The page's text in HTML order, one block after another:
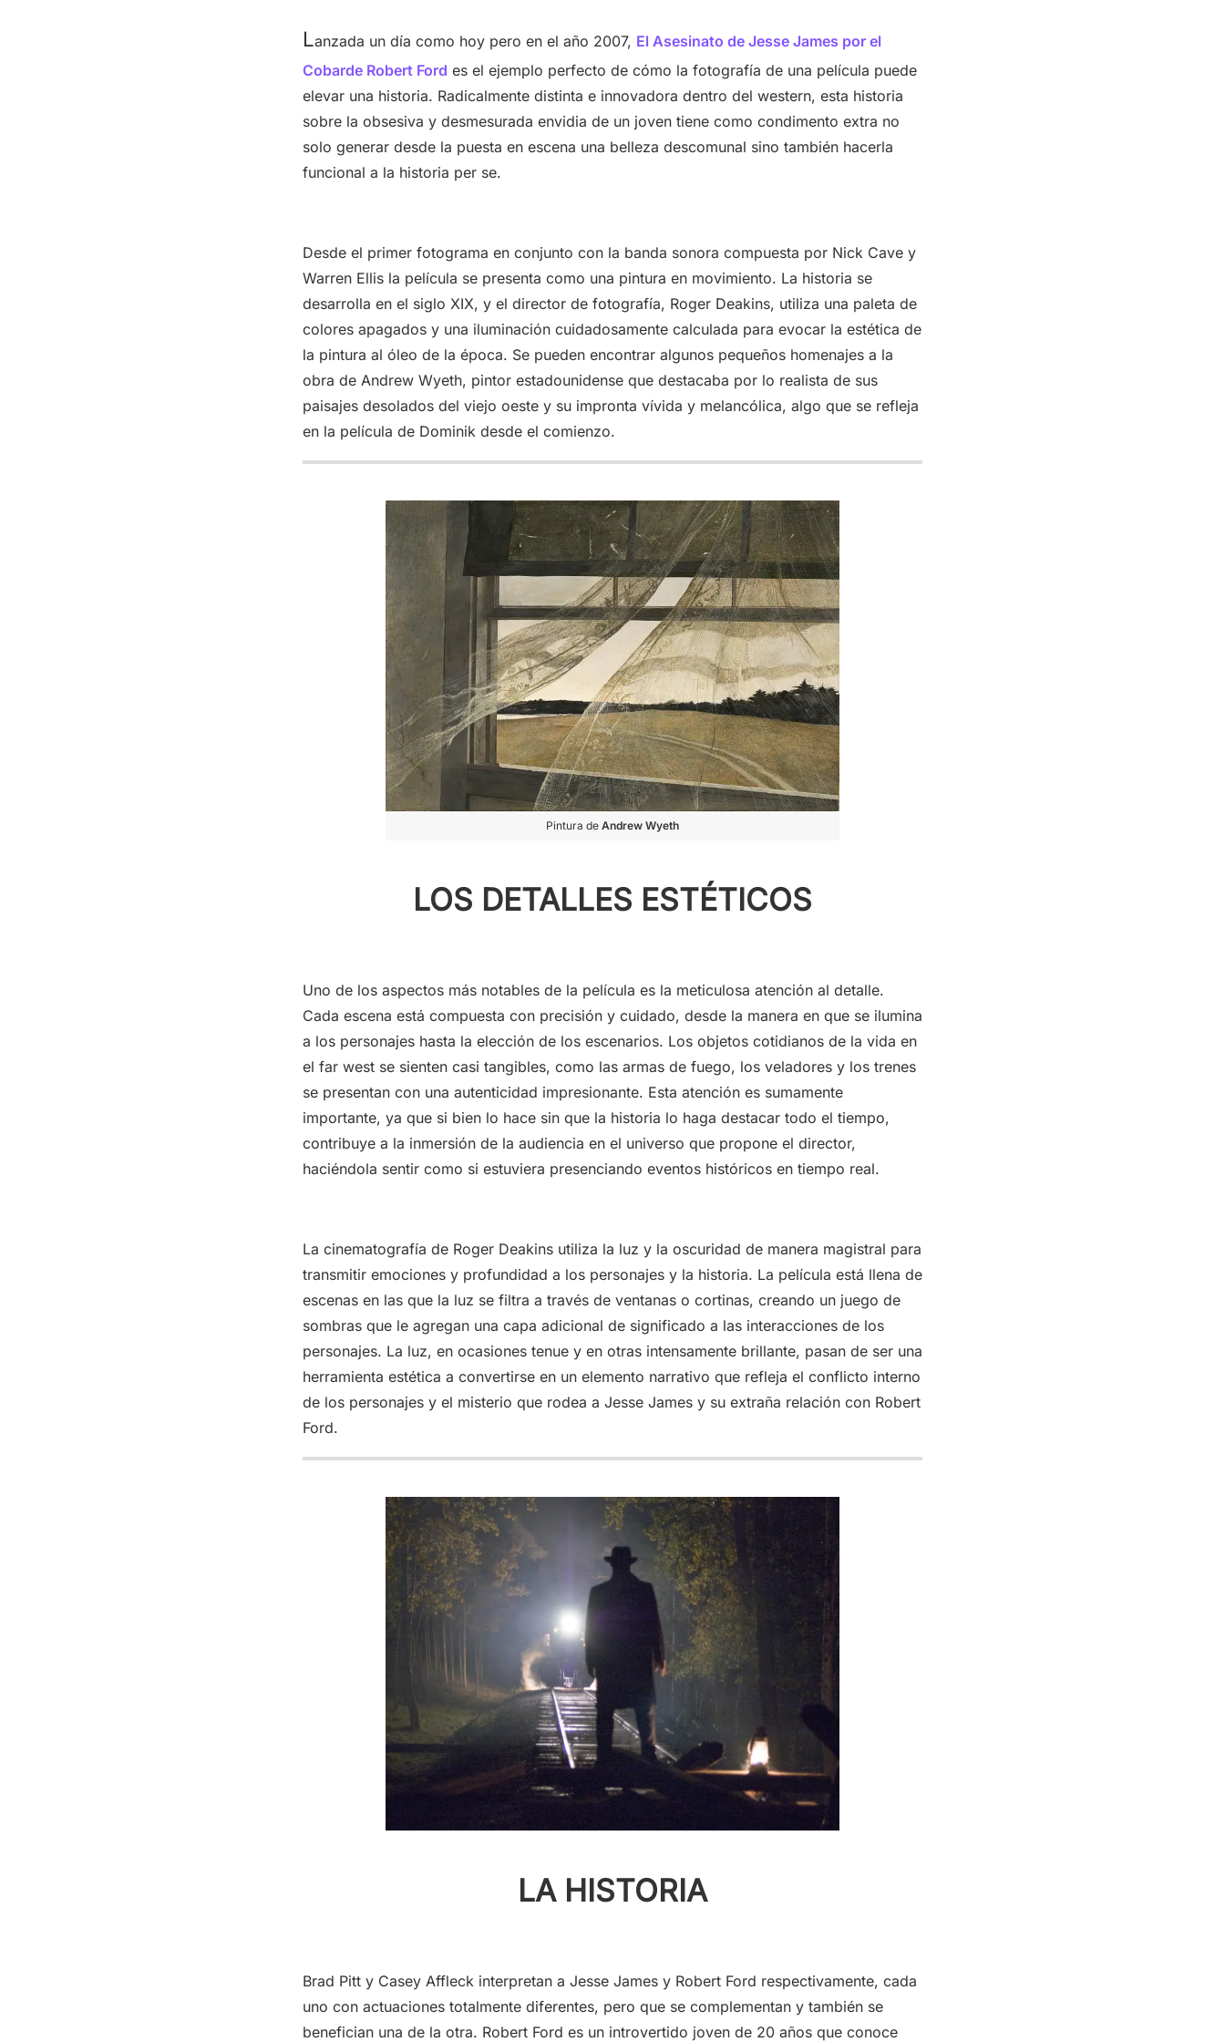
Lanzada un día como hoy pero en el año 2007, El Asesinato de Jesse James por el
Cobarde Robert Ford es el ejemplo perfecto de cómo la fotografía de una película puede
elevar una historia. Radicalmente distinta e innovadora dentro del western, esta historia
sobre la obsesiva y desmesurada envidia de un joven tiene como condimento extra no
solo generar desde la puesta en escena una belleza descomunal sino también hacerla
funcional a la historia per se.
Desde el primer fotograma en conjunto con la banda sonora compuesta por Nick Cave y
Warren Ellis la película se presenta como una pintura en movimiento. La historia se
desarrolla en el siglo XIX, y el director de fotografía, Roger Deakins, utiliza una paleta de
colores apagados y una iluminación cuidadosamente calculada para evocar la estética de
la pintura al óleo de la época. Se pueden encontrar algunos pequeños homenajes a la
obra de Andrew Wyeth, pintor estadounidense que destacaba por lo realista de sus
paisajes desolados del viejo oeste y su impronta vívida y melancólica, algo que se refleja
en la película de Dominik desde el comienzo.
Pintura de Andrew Wyeth
LOS DETALLES ESTÉTICOS
Uno de los aspectos más notables de la película es la meticulosa atención al detalle.
Cada escena está compuesta con precisión y cuidado, desde la manera en que se ilumina
a los personajes hasta la elección de los escenarios. Los objetos cotidianos de la vida en
el far west se sienten casi tangibles, como las armas de fuego, los veladores y los trenes
se presentan con una autenticidad impresionante. Esta atención es sumamente
importante, ya que si bien lo hace sin que la historia lo haga destacar todo el tiempo,
contribuye a la inmersión de la audiencia en el universo que propone el director,
haciéndola sentir como si estuviera presenciando eventos históricos en tiempo real.
La cinematografía de Roger Deakins utiliza la luz y la oscuridad de manera magistral para
transmitir emociones y profundidad a los personajes y la historia. La película está llena de
escenas en las que la luz se filtra a través de ventanas o cortinas, creando un juego de
sombras que le agregan una capa adicional de significado a las interacciones de los
personajes. La luz, en ocasiones tenue y en otras intensamente brillante, pasan de ser una
herramienta estética a convertirse en un elemento narrativo que refleja el conflicto interno
de los personajes y el misterio que rodea a Jesse James y su extraña relación con Robert
Ford.
LA HISTORIA
Brad Pitt y Casey Affleck interpretan a Jesse James y Robert Ford respectivamente, cada
uno con actuaciones totalmente diferentes, pero que se complementan y también se
benefician una de la otra. Robert Ford es un introvertido joven de 20 años que conoce